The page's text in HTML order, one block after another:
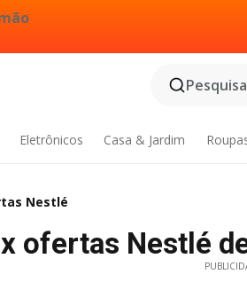
Eletrônicos Casa & Jardim
Nestlé
ofertas Nestlé